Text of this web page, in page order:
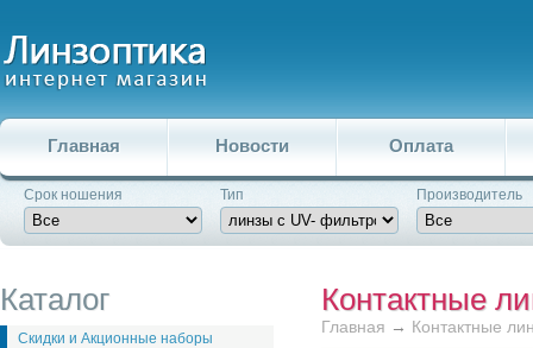
Главная Новости Оплата
Срок ношения Тип Производитель
Каталог
Скидки и Акционные наборы
Контактные
Главная → Контактные